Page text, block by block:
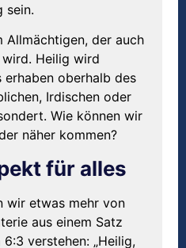
sein.
Allmächtigen, der auch
Heilig wird
oberhalb des
Irdischen oder
Wie können wir
näher kommen?
für alles
wir etwas mehr von
aus einem Satz
verstehen: „Heilig,